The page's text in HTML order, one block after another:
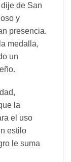
de San
y
presencia.
medalla,
un
la
el uso
estilo
le suma